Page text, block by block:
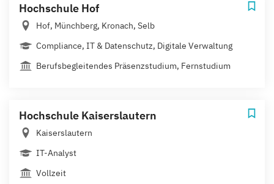
Hochschule Hof
Hof, Münchberg, Kronach, Selb
Compliance, IT & Datenschutz, Digitale Verwaltung
Berufsbegleitendes Präsenzstudium, Fernstudium
Hochschule Kaiserslautern
Kaiserslautern
IT-Analyst
Vollzeit